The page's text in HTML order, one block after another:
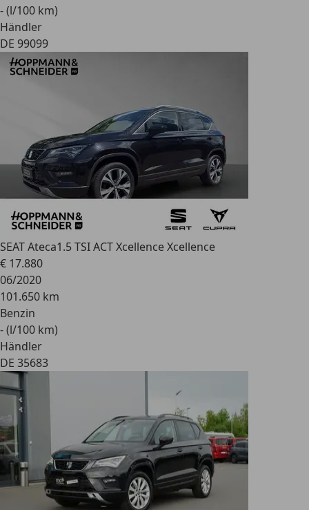
- (l/100 km)
Händler
DE 99099
SEAT Ateca1.5 TSI ACT Xcellence Xcellence
€ 17.880
06/2020
101.650 km
Benzin
- (l/100 km)
Händler
DE 35683